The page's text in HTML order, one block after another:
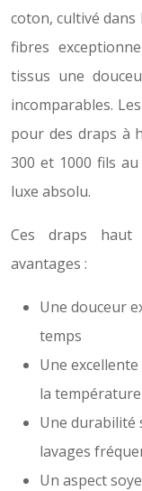
coton, cultivé dans
fibres
tissus une
incomparables.
pour des draps à
300 et 1000 fils
luxe absolu.
Ces draps haut
avantages :
Une douceur
temps
Une
la température
Une durabilité
lavages
Un aspect